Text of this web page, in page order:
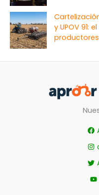
y UPOV 91:
productores